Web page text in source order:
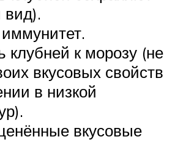
вид).
клубней к морозу (не
вкусовых свойств
в низкой
вкусовые